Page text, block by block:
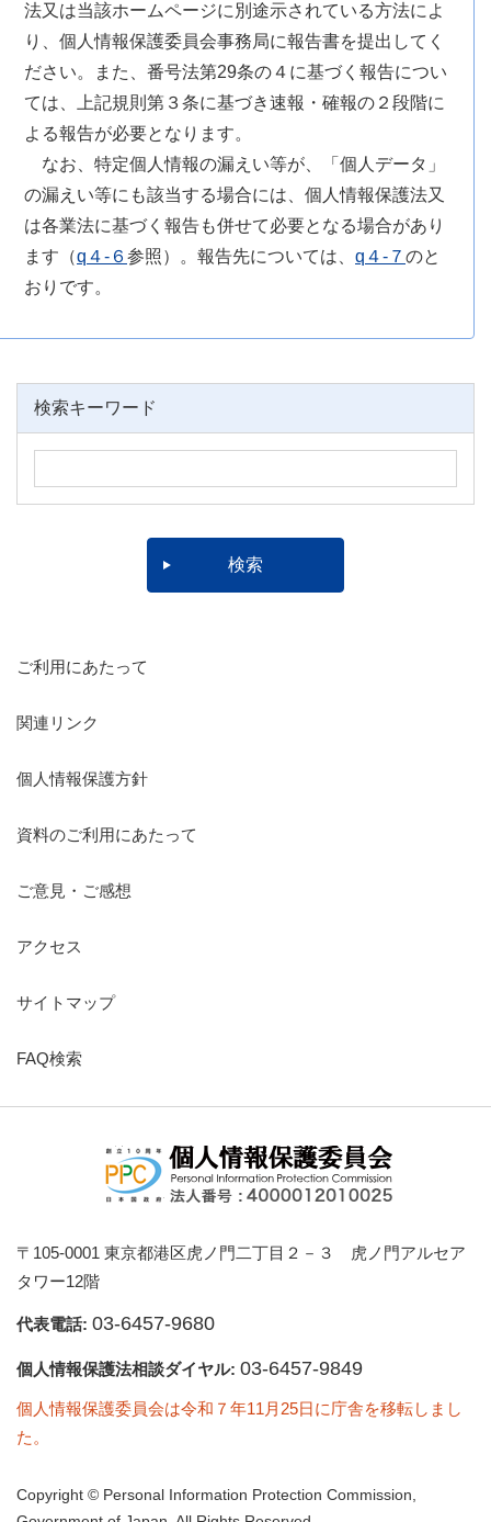
法又は当該ホームページに別途示されている方法によ
り、個人情報保護委員会事務局に報告書を提出してく
ださい。また、番号法第29条の４に基づく報告につい
ては、上記規則第３条に基づき速報・確報の２段階に
よる報告が必要となります。
なお、特定個人情報の漏えい等が、「個人データ」
の漏えい等にも該当する場合には、個人情報保護法又
は各業法に基づく報告も併せて必要となる場合があり
ます（q４-６ 参照）。報告先については、 q４-７ のと
おりです。
検索キーワード
ご利用にあたって
関連リンク
個人情報保護方針
資料のご利用にあたって
ご意見・ご感想
アクセス
サイトマップ
FAQ検索
〒105-0001 東京都港区虎ノ門二丁目２－３ 虎ノ門アルセア
タワー12階
代表電話: 03-6457-9680
個人情報保護法相談ダイヤル: 03-6457-9849
個人情報保護委員会は令和７年11月25日に庁舎を移転しまし
た。
Copyright © Personal Information Protection Commission,